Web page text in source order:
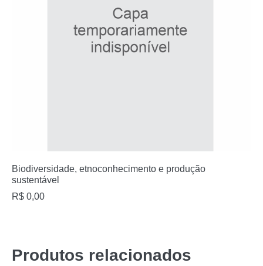
Biodiversidade, etnoconhecimento e produção
sustentável
R$ 0,00
Produtos relacionados